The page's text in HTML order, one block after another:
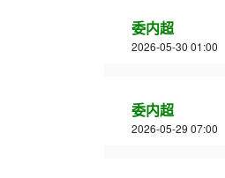
委内超
2026-05-30 01:00
委内超
2026-05-29 07:00